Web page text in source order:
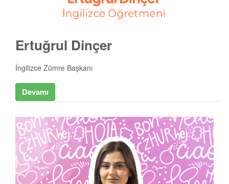
Ertuğrul Dinçer
İngilizce Zümre Başkanı
Devamı